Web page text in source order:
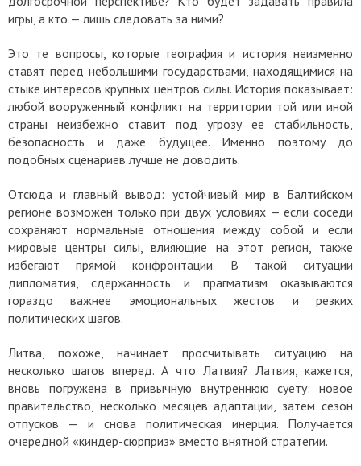
игры, а кто — лишь следовать за ними?
Это те вопросы, которые география и история неизменно
ставят перед небольшими государствами, находящимися на
стыке интересов крупных центров силы. История показывает:
любой вооруженный конфликт на территории той или иной
страны неизбежно ставит под угрозу ее стабильность,
безопасность и даже будущее. Именно поэтому до
подобных сценариев лучше не доводить.
Отсюда и главный вывод: устойчивый мир в Балтийском
регионе возможен только при двух условиях — если соседи
сохраняют нормальные отношения между собой и если
мировые центры силы, влияющие на этот регион, также
избегают прямой конфронтации. В такой ситуации
дипломатия, сдержанность и прагматизм оказываются
гораздо важнее эмоциональных жестов и резких
политических шагов.
Литва, похоже, начинает просчитывать ситуацию на
несколько шагов вперед. А что Латвия? Латвия, кажется,
вновь погружена в привычную внутреннюю суету: новое
правительство, несколько месяцев адаптации, затем сезон
отпусков — и снова политическая инерция. Получается
очередной «киндер-сюрприз» вместо внятной стратегии.